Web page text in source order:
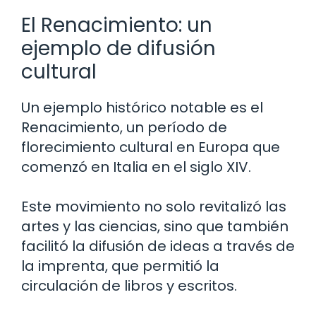
El Renacimiento: un
ejemplo de difusión
cultural
Un ejemplo histórico notable es el
Renacimiento, un período de
florecimiento cultural en Europa que
comenzó en Italia en el siglo XIV.
Este movimiento no solo revitalizó las
artes y las ciencias, sino que también
facilitó la difusión de ideas a través de
la imprenta, que permitió la
circulación de libros y escritos.